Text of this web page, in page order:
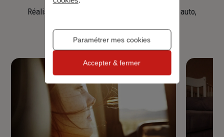
Réalisez une simulation tarifaire d'assurance, auto,
Paramétrer mes cookies
Accepter & fermer